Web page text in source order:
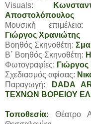
Visuals:
Αποστολόπουλος
Μουσική επιμέλεια:
Γιώργος Χρανιώτης
Βοηθός Σκηνοθέτη:
Β΄ Βοηθός Σκηνοθέτη:
Φωτογραφίες: Γιώργος
Σχεδιασμός αφίσας:
Παραγωγή:
DADA
ΤΕΧΝΩΝ ΒΟΡΕΙΟΥ
Τοποθεσία: Θέατρο